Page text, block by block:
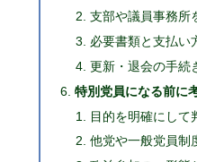
支部や議員事務所
必要書類と支払い
更新・退会の手続
特別党員になる前に
目的を明確にして
他党や一般党員制